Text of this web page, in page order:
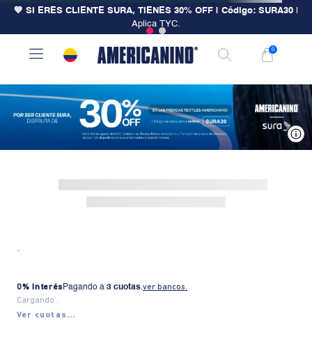
💙 SI ERES CLIENTE SURA, TIENES 30% OFF | Código: SURA30
Aplica TYC.
0
-
0% Interés Pagando a 3 cuotas.ver bancos.
Cargando...
Ver cuotas...